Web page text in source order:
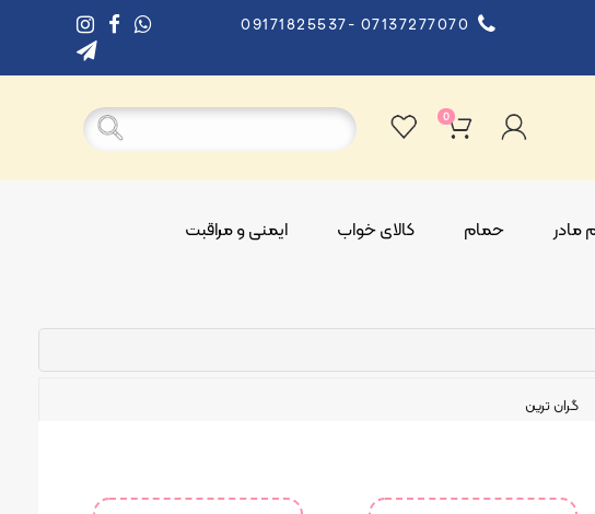
09171825537- 07137277070
0
مادر حمام کالای خواب ایمنی و مراقبت
گران ترین